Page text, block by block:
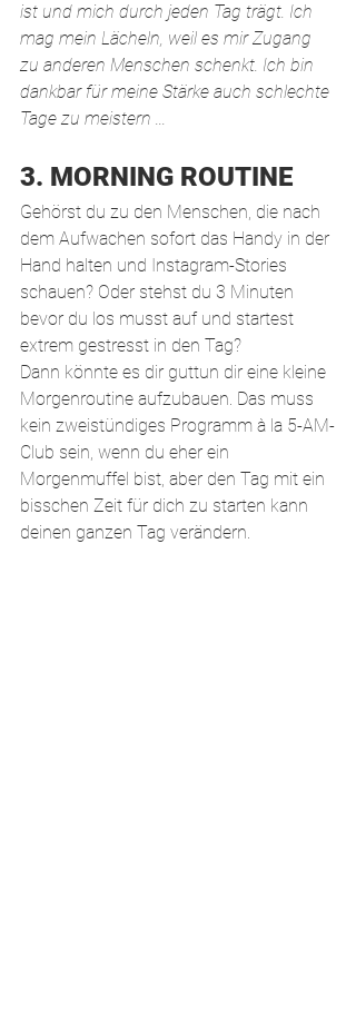
ist und mich durch jeden Tag trägt. Ich
mag mein Lächeln, weil es mir Zugang
zu anderen Menschen schenkt. Ich bin
dankbar für meine Stärke auch schlechte
Tage zu meistern ...
3. MORNING ROUTINE
Gehörst du zu den Menschen, die nach
dem Aufwachen sofort das Handy in der
Hand halten und Instagram-Stories
schauen? Oder stehst du 3 Minuten
bevor du los musst auf und startest
extrem gestresst in den Tag?
Dann könnte es dir guttun dir eine kleine
Morgenroutine aufzubauen. Das muss
kein zweistündiges Programm à la 5-AM-
Club sein, wenn du eher ein
Morgenmuffel bist, aber den Tag mit ein
bisschen Zeit für dich zu starten kann
deinen ganzen Tag verändern.